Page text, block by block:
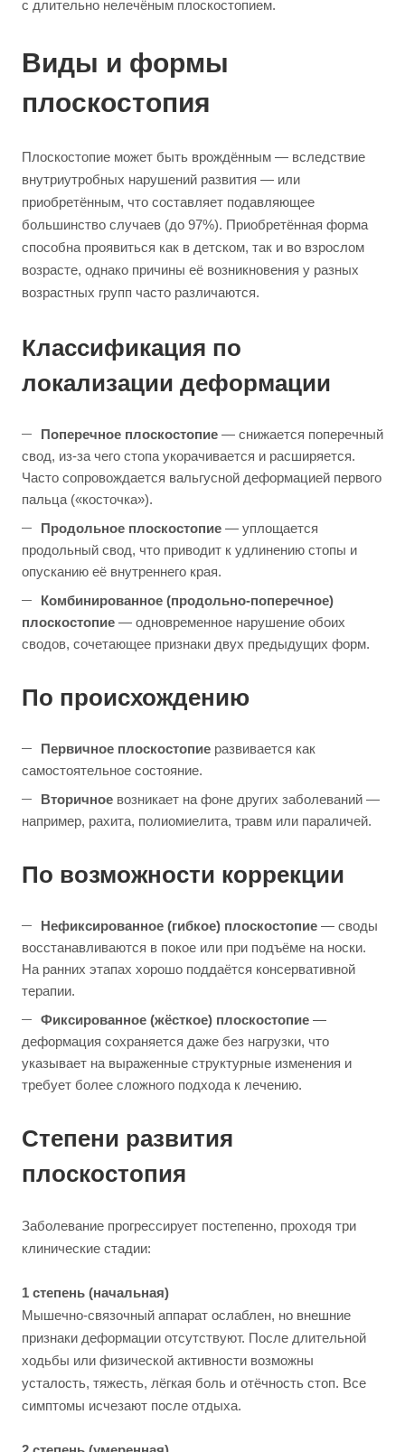
с длительно нелечёным плоскостопием.
Виды и формы
плоскостопия
Плоскостопие может быть врождённым — вследствие
внутриутробных нарушений развития — или
приобретённым, что составляет подавляющее
большинство случаев (до 97%). Приобретённая форма
способна проявиться как в детском, так и во взрослом
возрасте, однако причины её возникновения у разных
возрастных групп часто различаются.
Классификация по
локализации деформации
Поперечное плоскостопие — снижается поперечный
свод, из-за чего стопа укорачивается и расширяется.
Часто сопровождается вальгусной деформацией первого
пальца («косточка»).
Продольное плоскостопие — уплощается
продольный свод, что приводит к удлинению стопы и
опусканию её внутреннего края.
Комбинированное (продольно-поперечное)
плоскостопие — одновременное нарушение обоих
сводов, сочетающее признаки двух предыдущих форм.
По происхождению
Первичное плоскостопие развивается как
самостоятельное состояние.
Вторичное возникает на фоне других заболеваний —
например, рахита, полиомиелита, травм или параличей.
По возможности коррекции
Нефиксированное (гибкое) плоскостопие — своды
восстанавливаются в покое или при подъёме на носки.
На ранних этапах хорошо поддаётся консервативной
терапии.
Фиксированное (жёсткое) плоскостопие —
деформация сохраняется даже без нагрузки, что
указывает на выраженные структурные изменения и
требует более сложного подхода к лечению.
Степени развития
плоскостопия
Заболевание прогрессирует постепенно, проходя три
клинические стадии:
1 степень (начальная)
Мышечно-связочный аппарат ослаблен, но внешние
признаки деформации отсутствуют. После длительной
ходьбы или физической активности возможны
усталость, тяжесть, лёгкая боль и отёчность стоп. Все
симптомы исчезают после отдыха.